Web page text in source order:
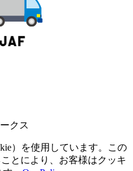
クス
）を使用しています。この
とにより、お客様はクッキ